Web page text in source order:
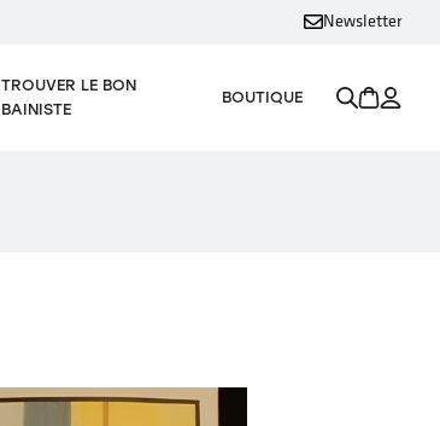
Newsletter
TROUVER LE BON
BAINISTE
BOUTIQUE